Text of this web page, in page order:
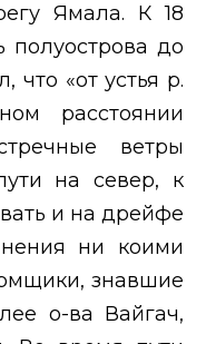
Ямала. К 18
полуострова до
что «от устья р.
расстоянии
ветры
на север, к
и на дрейфе
ни коими
знавшие
о-ва Вайгач,